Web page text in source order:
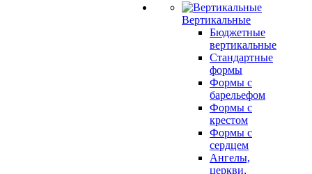
Вертикальные
Бюджетные
вертикальные
Стандартные
формы
Формы с
барельефом
Формы с
крестом
Формы с
сердцем
Ангелы,
церкви,